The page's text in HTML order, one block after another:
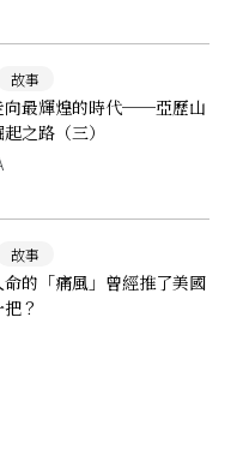
故事
向最輝煌的時代──亞歷山
之路（三）
故事
的「痛風」曾經推了美國
？